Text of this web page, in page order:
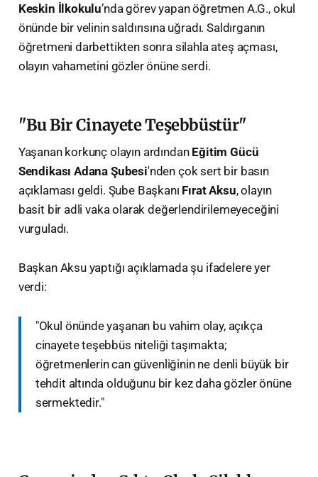
Keskin İlkokulu’nda görev yapan öğretmen A.G., okul
önünde bir velinin saldırısına uğradı. Saldırganın
öğretmeni darbettikten sonra silahla ateş açması,
olayın vahametini gözler önüne serdi.
​"Bu Bir Cinayete Teşebbüstür"
​Yaşanan korkunç olayın ardından Eğitim Gücü
Sendikası Adana Şubesi'nden çok sert bir basın
açıklaması geldi. Şube Başkanı Fırat Aksu, olayın
basit bir adli vaka olarak değerlendirilemeyeceğini
vurguladı.
​Başkan Aksu yaptığı açıklamada şu ifadelere yer
verdi:
​"Okul önünde yaşanan bu vahim olay, açıkça
cinayete teşebbüs niteliği taşımakta;
öğretmenlerin can güvenliğinin ne denli büyük bir
tehdit altında olduğunu bir kez daha gözler önüne
sermektedir."